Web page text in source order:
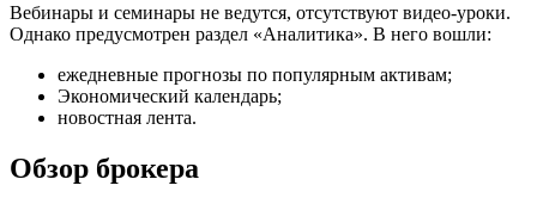
Вебинары и семинары не ведутся, отсутствуют видео-уроки.
Однако предусмотрен раздел «Аналитика». В него вошли:
ежедневные прогнозы по популярным активам;
Экономический календарь;
новостная лента.
Обзор брокера